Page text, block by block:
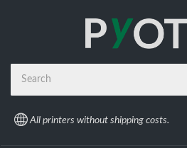
All printers without shipping costs.